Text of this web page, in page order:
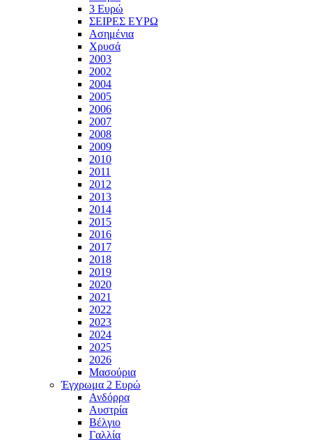
3 Ευρώ
ΣΕΙΡΕΣ ΕΥΡΩ
Ασημένια
Χρυσά
2003
2002
2004
2005
2006
2007
2008
2009
2010
2011
2012
2013
2014
2015
2016
2017
2018
2019
2020
2021
2022
2023
2024
2025
2026
Μασούρια
Έγχρωμα 2 Ευρώ
Ανδόρρα
Αυστρία
Βέλγιο
Γαλλία